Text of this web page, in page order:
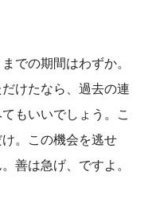
での期間はわずか。
けたなら、過去の連
もいいでしょう。こ
。この機会を逃せ
善は急げ、ですよ。